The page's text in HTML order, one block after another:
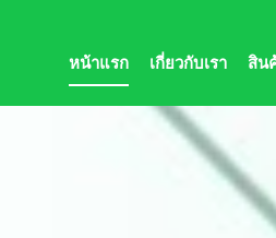
หน้าแรก เกี่ยวกับเรา สิน